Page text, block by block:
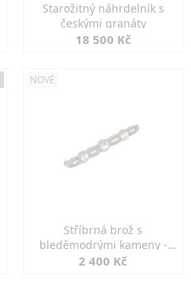
Starožitný náhrdelník s
českými granáty
18 500 Kč
NOVÉ
Stříbrná brož s
bleděmodrými kameny -
jemná elegance
2 400 Kč